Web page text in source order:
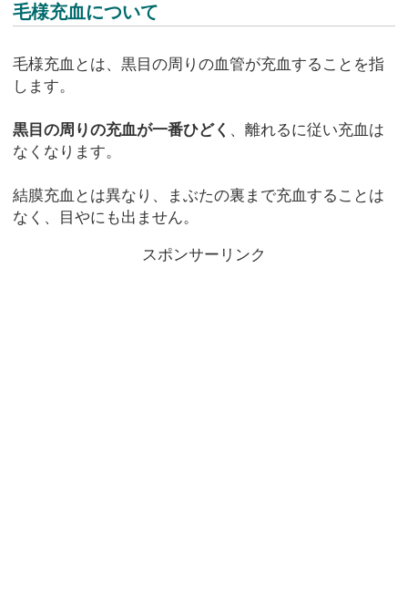
毛様充血について
毛様充血とは、黒目の周りの血管が充血することを指
します。
黒目の周りの充血が一番ひどく 、離れるに従い充血は
なくなります。
結膜充血とは異なり、まぶたの裏まで充血することは
なく、目やにも出ません。
スポンサーリンク